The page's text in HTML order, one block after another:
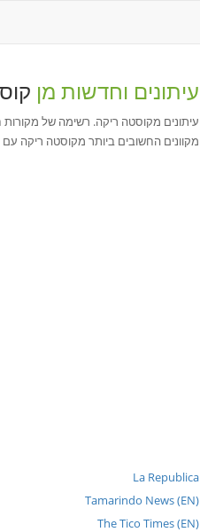
עיתונים וחדשות מן
עיתונים מקוסטה ריקה. רשימה של
מקוונים החשובים ביותר מקוסטה ריקה עם
La Republica
Tamarindo News (EN)
The Tico Times (EN)